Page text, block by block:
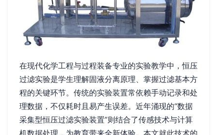
在现代化学工程与过程装备专业的实验教学中，恒压
过滤实验是学生理解固液分离原理、掌握过滤基本方
程的关键环节。传统的实验装置常依赖手动记录和处
理数据，不仅耗时且易产生误差。近年涌现的“数据
采集型恒压过滤实验装置”则结合了传感技术与计算